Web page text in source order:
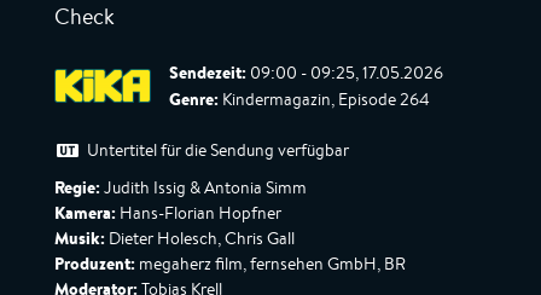
Check
Sendezeit: 09:00 - 09:25, 17.05.2026
Genre: Kindermagazin, Episode 264
Untertitel für die Sendung verfügbar
Regie: Judith Issig & Antonia Simm
Kamera: Hans-Florian Hopfner
Musik: Dieter Holesch, Chris Gall
Produzent: megaherz film, fernsehen GmbH, BR
Moderator: Tobias Krell